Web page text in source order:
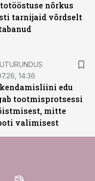
nõrkus
tarnijaid võrdselt
14:36
edu
tootmisprotsessi
mitte
valimisest